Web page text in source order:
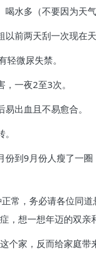
水多（不要因为天气
前两天刮一次现在天
微尿失禁。
一夜2至3次。
出血且不易愈合。
份到9月份人瘦了一
常，务必请各位同
，想一想年迈的双亲
个家，反而给家庭